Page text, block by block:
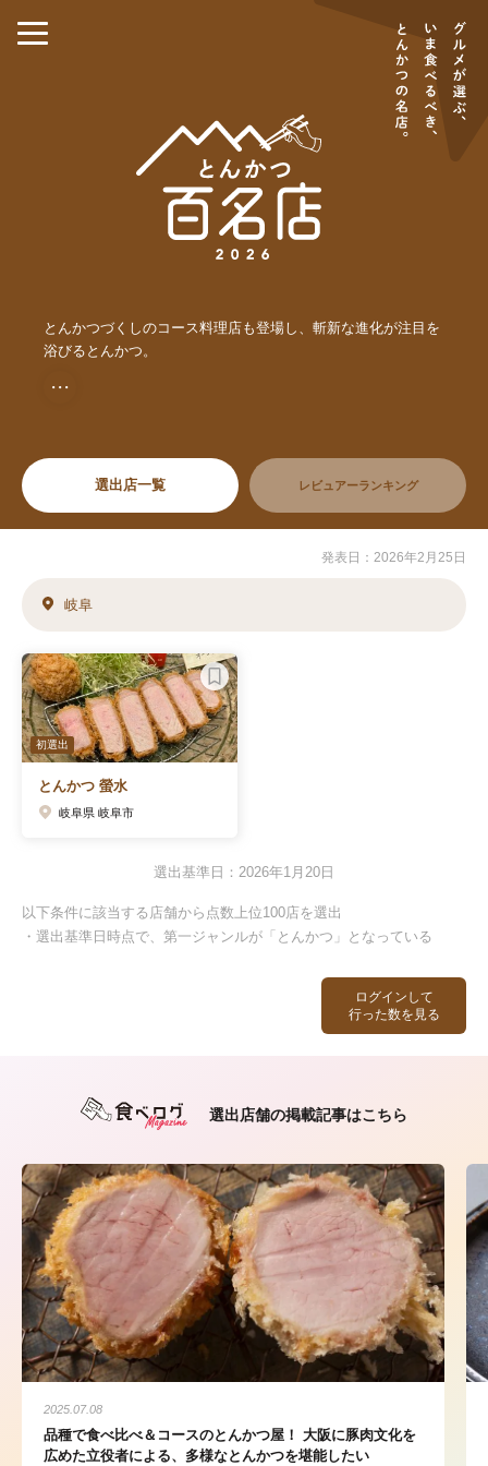
とんかつづくしのコース料理店も登場し、斬新な進化が注目を
浴びるとんかつ。
・・・
選出店一覧 レビュアーランキング
ログインして
行った数を見る
発表日：2026年2月25日
岐阜
初選出
とんかつ 螢水
岐阜県 岐阜市
選出基準日：2026年1月20日
以下条件に該当する店舗から点数上位100店を選出
・選出基準日時点で、第一ジャンルが「とんかつ」となっている
選出店舗の掲載記事はこちら
2025.07.08
品種で食べ比べ＆コースのとんかつ屋！ 大阪に豚肉文化を
広めた立役者による、多様なとんかつを堪能したい